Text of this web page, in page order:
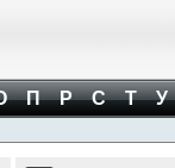
П Р С Т У